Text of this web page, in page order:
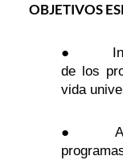
OBJETIVOS
●
de los
vida
●